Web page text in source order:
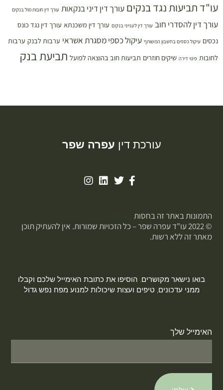
עו"ד תביעות נגד בנקים עורך דין דיני בנקאות עורך דין חובות מול בנקים
עורך דין להסדרי חוב עורך דין לענייני בנקים עורך דין משכנתא עורך דין נגד כונס
נכסים עיקול כספים בחשבון המשותף עיקול כספי מסגרת אשראי ערבות לבנק ערבות
לחובות פינוי דירה שיקים חוזרים תביעות חוב בהוצאה לפועל תביעת בנק
עורכת דין עפרה שפר
התמונות באתר זה בחסות
© 2022 עו"ד עפרה שפר – כל הזכויות שמורות. אין להעתיק תוכן
מאתר זה ללא רשות.
בואו נישאר מקושרים. הוסיפו את כתובת האימייל שלכם וקבלו
ממני עדכונים, טיפים ועצות שיכולות למנוע מפח נפש גדול
האימייל שלך